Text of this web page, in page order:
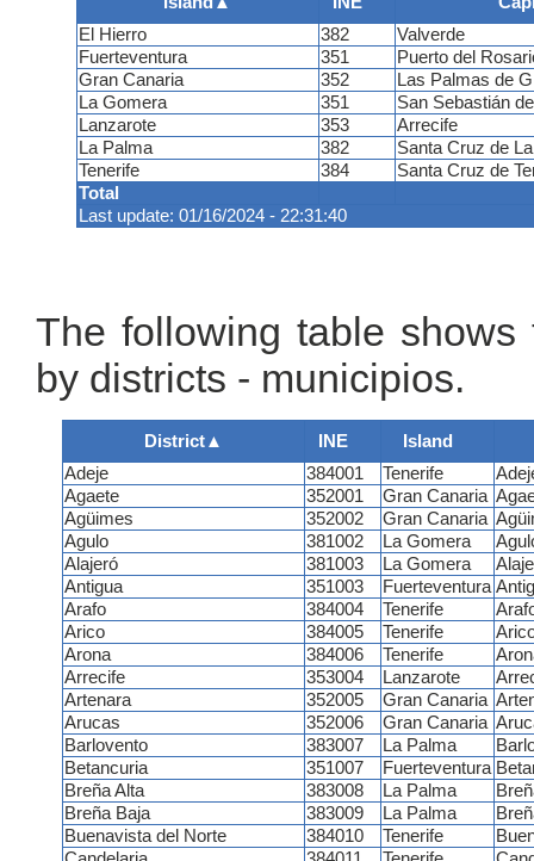
Total
Last update: 01/16/2024 - 22:31:40
El Hierro 382
Valverde
Fuerteventura
351
Puerto del
Gran Canaria
352
Las Palmas de
La Gomera
351
San Sebastián
Lanzarote
353
Arrecife
La Palma
382
Santa Cruz de
Tenerife
384 Santa Cruz de
The following table
by districts - municipios.
District▲ INE
Island
Adeje
384001 Tenerife
Agaete
352001 Gran Canaria
Agüimes
352002 Gran Canaria
Agulo
381002 La Gomera
Alajeró
381003 La Gomera
Antigua
351003 Fuerteventura
Arafo
384004 Tenerife
Arico
384005 Tenerife
Arona
384006 Tenerife
Arrecife
353004 Lanzarote
Artenara
352005 Gran Canaria
Arucas
352006 Gran Canaria
Barlovento
383007 La Palma
Betancuria
351007 Fuerteventura
Breña Alta
383008 La Palma
Breña Baja
383009 La Palma
Buenavista del Norte
384010 Tenerife